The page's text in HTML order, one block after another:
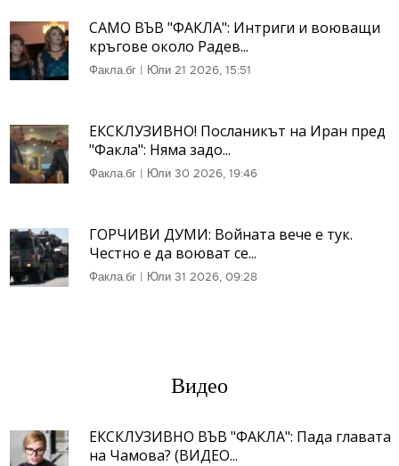
САМО ВЪВ "ФАКЛА": Интриги и воюващи
кръгове около Радев...
Факла.бг | Юли 21 2026, 15:51
ЕКСКЛУЗИВНО! Посланикът на Иран пред
"Факла": Няма задо...
Факла.бг | Юли 30 2026, 19:46
ГОРЧИВИ ДУМИ: Войната вече е тук.
Честно е да воюват се...
Факла.бг | Юли 31 2026, 09:28
Видео
ЕКСКЛУЗИВНО ВЪВ "ФАКЛА": Пада главата
на Чамова? (ВИДЕО...